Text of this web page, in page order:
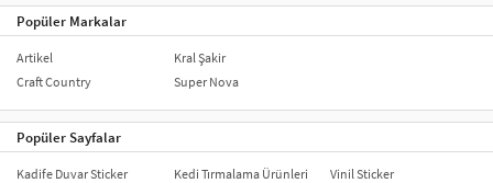
Popüler Markalar
Artikel
Craft Country
Kral Şakir
Super Nova
Popüler Sayfalar
Kadife Duvar Sticker Kedi Tırmalama Ürünleri Vinil Sticker